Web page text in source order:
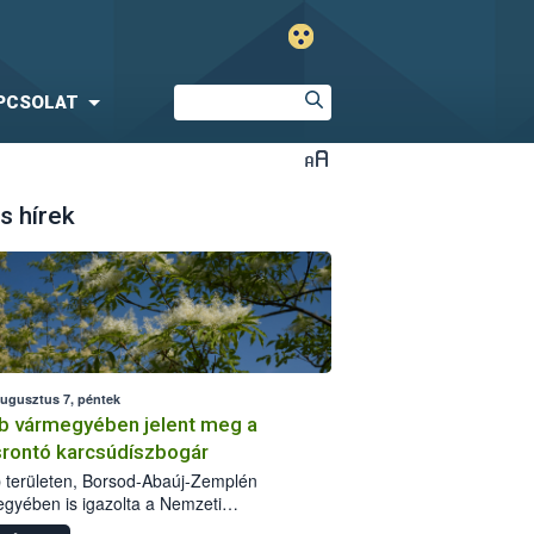
hírek
7, péntek
vármegyében jelent meg a
karcsúdíszbogár
területen, Borsod-Abaúj-Zemplén
is igazolta a Nemzeti
biztonsági Hivatal (Nébih) a